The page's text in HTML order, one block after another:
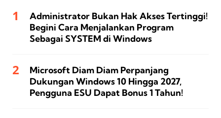
Administrator Bukan Hak Akses Tertinggi!
Begini Cara Menjalankan Program
Sebagai SYSTEM di Windows
Microsoft Diam Diam Perpanjang
Dukungan Windows 10 Hingga 2027,
Pengguna ESU Dapat Bonus 1 Tahun!